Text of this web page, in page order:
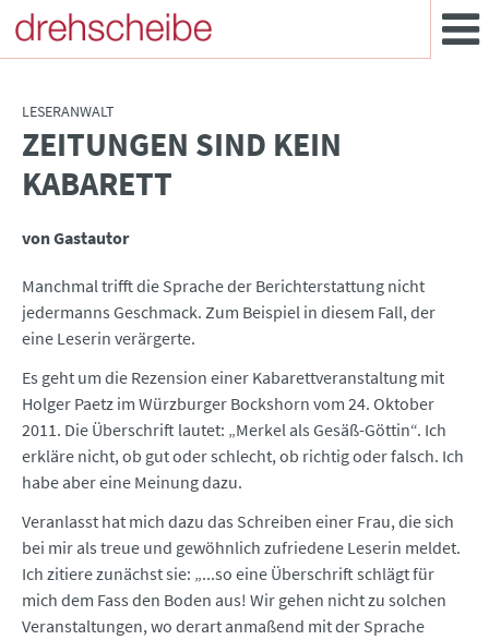
LESERANWALT
:ZEITUNGEN SIND KEIN
KABARETT
von Gastautor
Manchmal trifft die Sprache der Berichterstattung nicht
jedermanns Geschmack. Zum Beispiel in diesem Fall, der
eine Leserin verärgerte.
Es geht um die Rezension einer Kabarettveranstaltung mit
Holger Paetz im Würzburger Bockshorn vom 24. Oktober
2011. Die Überschrift lautet: „Merkel als Gesäß-Göttin“. Ich
erkläre nicht, ob gut oder schlecht, ob richtig oder falsch. Ich
habe aber eine Meinung dazu.
Veranlasst hat mich dazu das Schreiben einer Frau, die sich
bei mir als treue und gewöhnlich zufriedene Leserin meldet.
Ich zitiere zunächst sie: „...so eine Überschrift schlägt für
mich dem Fass den Boden aus! Wir gehen nicht zu solchen
Veranstaltungen, wo derart anmaßend mit der Sprache